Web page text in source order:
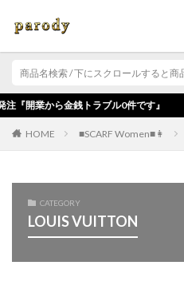
ラブル0件です』
HOME ■SCARF Women■👩
CATEGORY
LOUIS VUITTON